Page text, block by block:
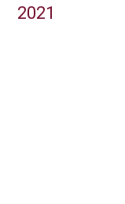
2021